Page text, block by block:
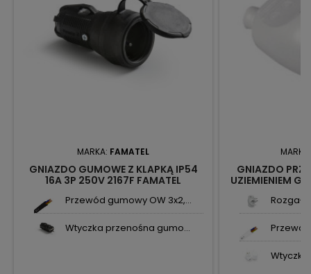
MARKA: FAMATEL
GNIAZDO GUMOWE Z KLAPKĄ IP54
16A 3P 250V 2167F FAMATEL
Przewód gumowy OW 3x2,...
Wtyczka przenośna gumo...
GNIAZDO
UZIEMIENIEM
Wtyczka